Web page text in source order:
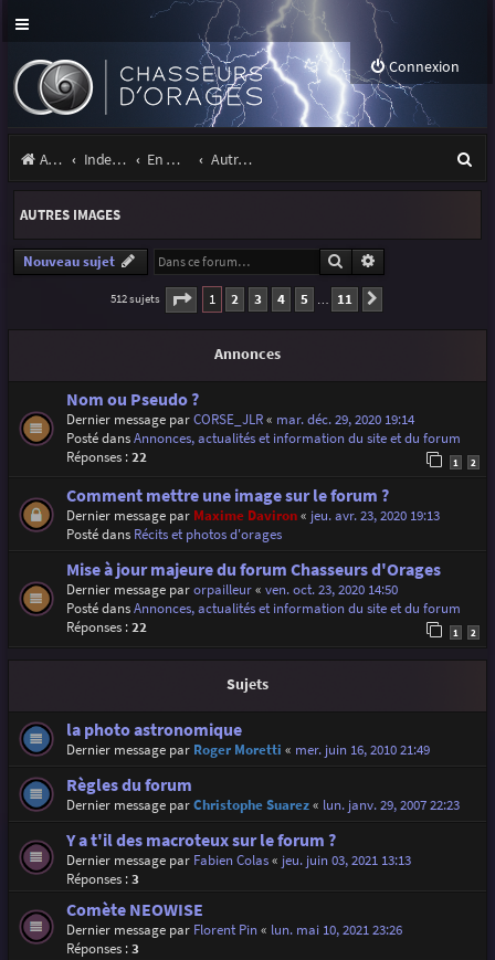
Connexion
Accueil Index du forum En marge des orages Autres images
e
r
AUTRES IMAGES
Nouveau sujet Rechercher
512 sujets Page 1sur 11
1 2 3 4 5 … 11
Annonces
Nom ou Pseudo ?
Dernier message parCORSE_JLR« mar. déc. 29, 2020 19:14
Posté dansAnnonces, actualités et information du site et du forum
Réponses :22 1 2
Comment mettre une image sur le forum ?
Dernier message par Maxime Daviron« jeu. avr. 23, 2020 19:13
Posté dans Récits et photos d'orages
Mise à jour majeure du forum Chasseurs d'Orages
Dernier message parorpailleur« ven. oct. 23, 2020 14:50
Posté dansAnnonces, actualités et information du site et du forum
Réponses :22 1 2
Sujets
la photo astronomique
Dernier message par Roger Moretti « mer. juin 16, 2010 21:49
Règles du forum
Dernier message parChristophe Suarez« lun. janv. 29, 2007 22:23
Y a t'il des macroteux sur le forum ?
Dernier message par Fabien Colas« jeu. juin 03, 2021 13:13
Réponses :3
Comète NEOWISE
Dernier message par Florent Pin« lun. mai 10, 2021 23:26
Réponses :3